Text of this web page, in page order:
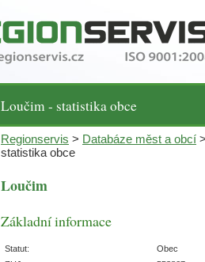
Loučim - statistika obce
Regionservis > Databáze měst a obcí
statistika obce
Loučim
Základní informace
Statut:
Obec